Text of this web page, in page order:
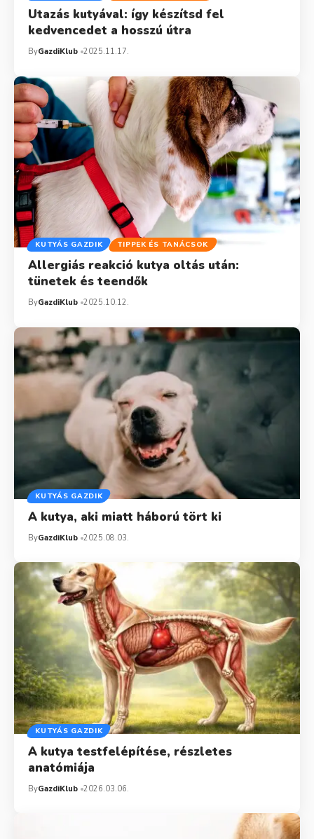
Utazás kutyával: így készítsd fel
kedvencedet a hosszú útra
ByGazdiKlub 2025.11.17.
KUTYÁS GAZDIK TIPPEK ÉS TANÁCSOK
Allergiás reakció kutya oltás után:
tünetek és teendők
ByGazdiKlub 2025.10.12.
KUTYÁS GAZDIK
A kutya, aki miatt háború tört ki
ByGazdiKlub 2025.08.03.
KUTYÁS GAZDIK
A kutya testfelépítése, részletes
anatómiája
ByGazdiKlub 2026.03.06.